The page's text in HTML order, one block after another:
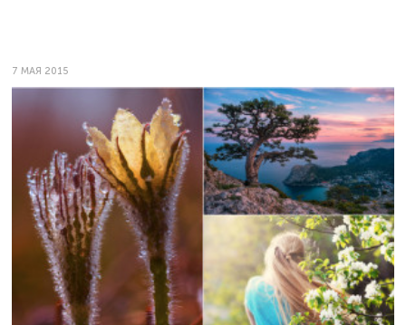
7 МАЯ 2015